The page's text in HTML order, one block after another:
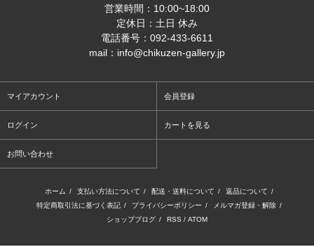
営業時間：10:00~18:00
定休日：土日 休み
電話番号：092-433-6611
mail：info@chikuzen-gallery.jp
マイアカウント 会員登録
ログイン カートを見る
お問い合わせ
ホーム / 支払い方法について / 配送・送料について / 返品について /
特定商取引法に基づく表記 / プライバシーポリシー / メルマガ登録・解除 /
ショップブログ / RSS / ATOM